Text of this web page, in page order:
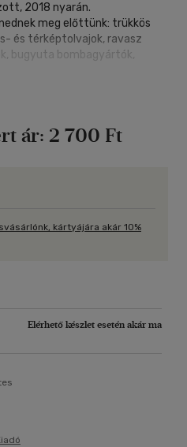
2018 nyarán.
meg előttünk: trükkös
és térképtolvajok, ravasz
bugyuta bombagyártók,
megállíthatatlanul. Mintha
az Élet Fájának barbár
ár: 2 700 Ft
kártyájára akár 10%
Elérhető készlet esetén akár ma